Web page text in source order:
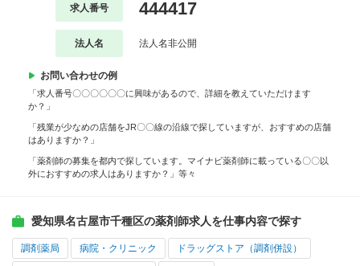
求人番号 444417
法人名 法人名非公開
お問い合わせの例
「求人番号〇〇〇〇〇〇に興味があるので、詳細を教えていただけます
か？」
「残業が少なめの店舗をJR〇〇線の沿線で探していますが、おすすめの店舗
はありますか？」
「薬剤師の募集を都内で探しています。マイナビ薬剤師に載っている〇〇以
外におすすめの求人はありますか？」等々
愛知県名古屋市千種区の薬剤師求人を仕事内容で探す
調剤薬局 病院・クリニック ドラッグストア（調剤併設）